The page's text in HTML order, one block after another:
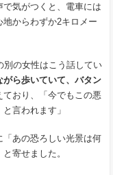
気がつくと、電車には
からわずか2キロメー
別の女性はこう話してい
がら歩いていて、バタン
ており、「今でもこの悪
言われます」
「あの恐ろしい光景は何
寄せました。